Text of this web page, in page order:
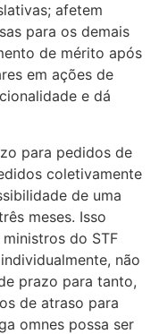
afetem
para os demais
de mérito após
em ações de
e dá
para pedidos de
coletivamente
de uma
meses. Isso
do STF
não
prazo para tanto,
de atraso para
omnes possa ser